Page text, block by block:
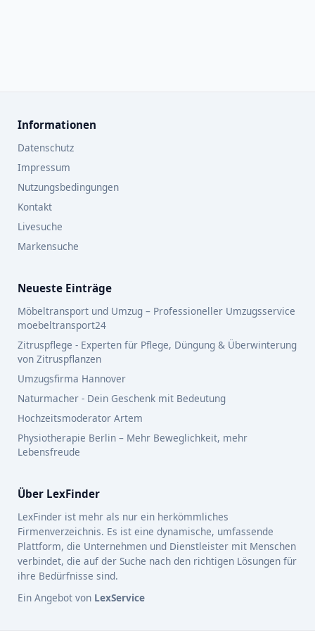
Informationen
Datenschutz
Impressum
Nutzungsbedingungen
Kontakt
Livesuche
Markensuche
Neueste Einträge
Möbeltransport und Umzug – Professioneller Umzugsservice
moebeltransport24
Zitruspflege - Experten für Pflege, Düngung & Überwinterung
von Zitruspflanzen
Umzugsfirma Hannover
Naturmacher - Dein Geschenk mit Bedeutung
Hochzeitsmoderator Artem
Physiotherapie Berlin – Mehr Beweglichkeit, mehr
Lebensfreude
Über LexFinder
LexFinder ist mehr als nur ein herkömmliches
Firmenverzeichnis. Es ist eine dynamische, umfassende
Plattform, die Unternehmen und Dienstleister mit Menschen
verbindet, die auf der Suche nach den richtigen Lösungen für
ihre Bedürfnisse sind.
Ein Angebot von LexService